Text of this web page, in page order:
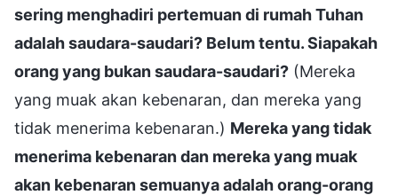
sering menghadiri pertemuan di rumah Tuhan
adalah saudara-saudari? Belum tentu. Siapakah
orang yang bukan saudara-saudari? (Mereka
yang muak akan kebenaran, dan mereka yang
tidak menerima kebenaran.) Mereka yang tidak
menerima kebenaran dan mereka yang muak
akan kebenaran semuanya adalah orang-orang